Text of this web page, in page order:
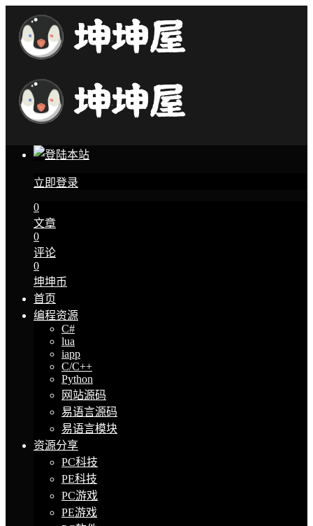
立即登录
0
文章
0
评论
0
坤坤币
首页
编程资源
C#
lua
iapp
C/C++
Python
网站源码
易语言源码
易语言模块
资源分享
PC科技
PE科技
PC游戏
PE游戏